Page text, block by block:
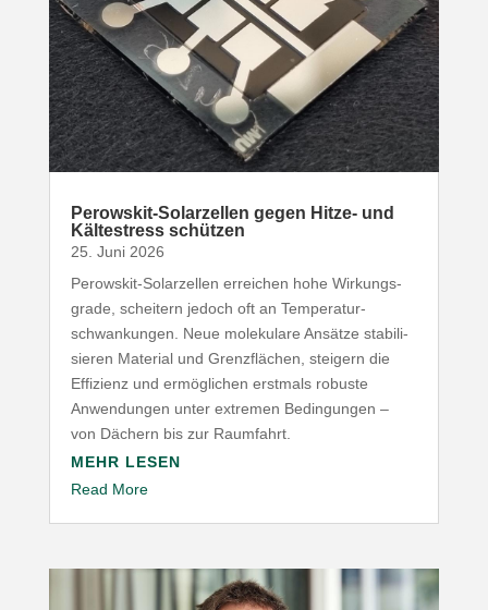
Perowskit-​Solarzellen gegen Hitze- und
Kälte­stress schützen
25. Juni 2026
Perowskit-​Solarzellen erreichen hohe Wirkungs­
grade, scheitern jedoch oft an Tempe­ra­tur­
schwan­kungen. Neue mole­kulare Ansätze stabi­li­
sieren Material und Grenz­flächen, steigern die
Effizienz und ermög­lichen erstmals robuste
Anwen­dungen unter extremen Bedin­gungen –
von Dächern bis zur Raumfahrt.
MEHR LESEN
Read More